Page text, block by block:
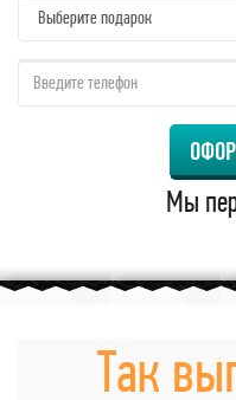
Мы
Так